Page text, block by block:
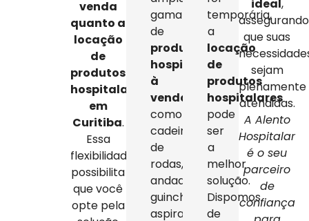
venda
quanto a
locação
de
produtos
hospitalares
em
Curitiba.
Essa
flexibilidade
possibilita
que você
opte pela
gama
de
produtos
hospitalares
à
venda
como
cadeiras
de
rodas,
andadores,
guinchos,
aspiradores
temporária,
a
locação
de
produtos
hospitalares
pode
ser
a
melhor
solução.
Dispomos
de
ideal,
assegurando
que suas
sejam
plenamente
atendidas.
A Alento
Hospitalar
é o seu
parceiro
de
confiança